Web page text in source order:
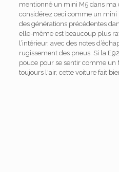
mentionné un mini M5 dans ma
considérez ceci comme un
des générations précédentes
elle-même est beaucoup plus
l’intérieur, avec des notes
rugissement des pneus. Si la
pouce pour se sentir comme un
toujours l'air, cette voiture fait